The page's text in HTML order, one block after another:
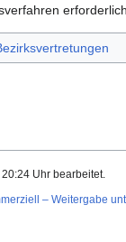
Uhr bearbeitet.
– Weitergabe